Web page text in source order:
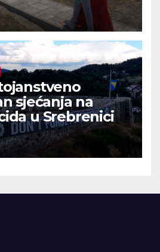
sjećanja na
u Srebrenici